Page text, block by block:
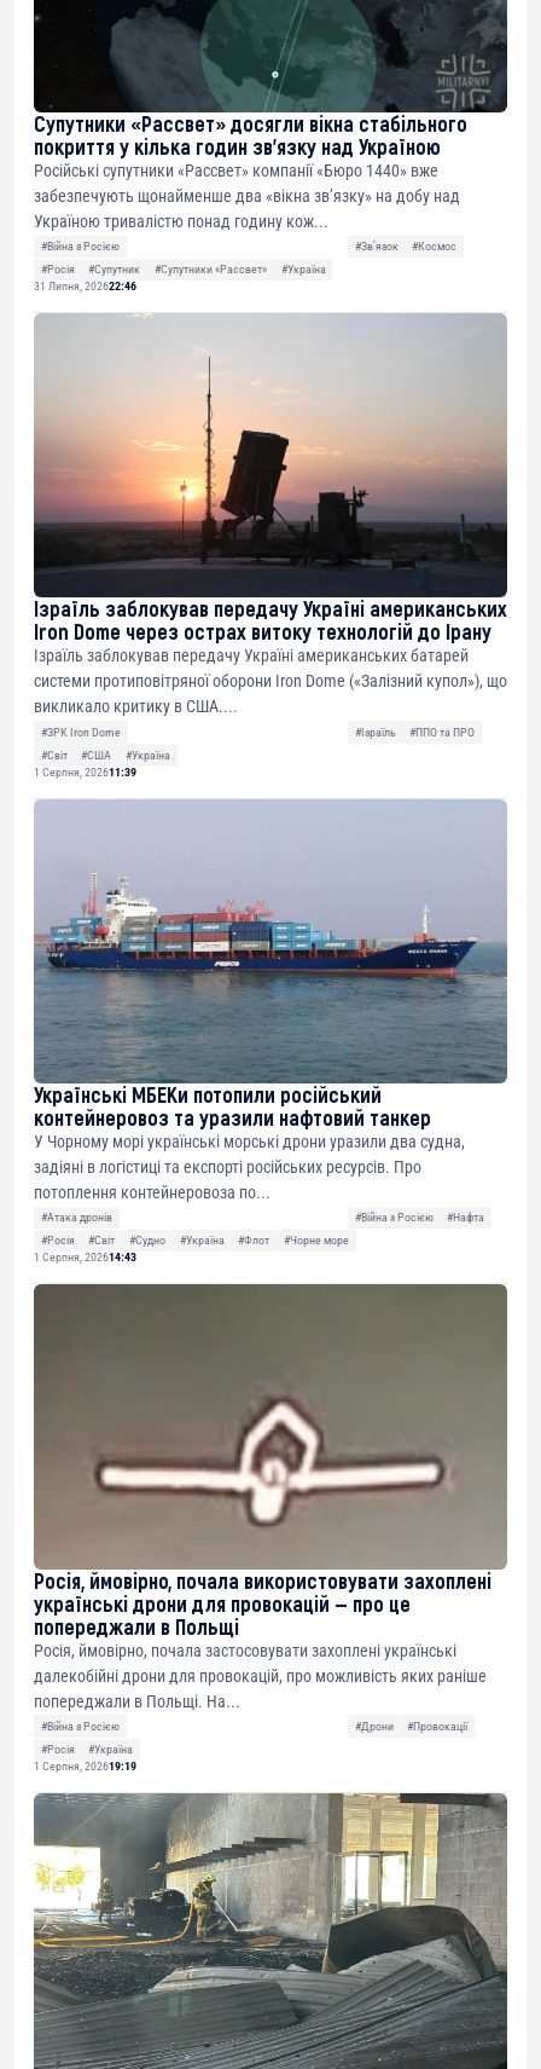
Супутники «Рассвет» досягли вікна стабільного
покриття у кілька годин зв’язку над Україною
Російські супутники «Рассвет» компанії «Бюро 1440» вже
забезпечують щонайменше два «вікна зв’язку» на добу над
Україною тривалістю понад годину кож...
#Війна з Росією #Звʼязок
#Космос
#Росія
#Супутник #Супутники «Рассвет»
#Україна
31 Липня, 202622:46
Ізраїль заблокував передачу Україні американських
Iron Dome через острах витоку технологій до Ірану
Ізраїль заблокував передачу Україні американських батарей
системи протиповітряної оборони Iron Dome («Залізний купол»), що
викликало критику в США....
#ЗРК Iron Dome #Ізраїль
#ППО та ПРО
#Світ
#США
#Україна
1 Серпня, 202611:39
Українські МБЕКи потопили російський
контейнеровоз та уразили нафтовий танкер
У Чорному морі українські морські дрони уразили два судна,
задіяні в логістиці та експорті російських ресурсів. Про
потоплення контейнеровоза по...
#Атака дронів #Війна з Росією
#Нафта
#Росія
#Світ #Судно #Україна #Флот
#Чорне море
1 Серпня, 202614:43
Росія, ймовірно, почала використовувати захоплені
українські дрони для провокацій — про це
попереджали в Польщі
Росія, ймовірно, почала застосовувати захоплені українські
далекобійні дрони для провокацій, про можливість яких раніше
попереджали в Польщі. На...
#Війна з Росією #Дрони
#Провокації
#Росія
#Україна
1 Серпня, 202619:19